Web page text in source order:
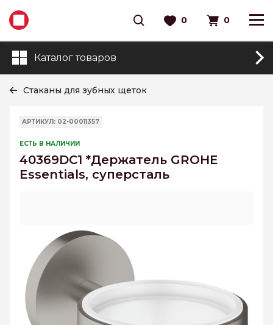
0 0
Каталог товаров
Стаканы для зубных щеток
АРТИКУЛ: 02-00011357
ЕСТЬ В НАЛИЧИИ
40369DC1 *Держатель GROHE
Essentials, суперсталь